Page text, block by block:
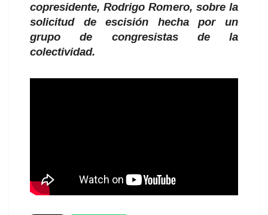
copresidente, Rodrigo Romero, sobre la
solicitud de escisión hecha por un
grupo de congresistas de la
colectividad.